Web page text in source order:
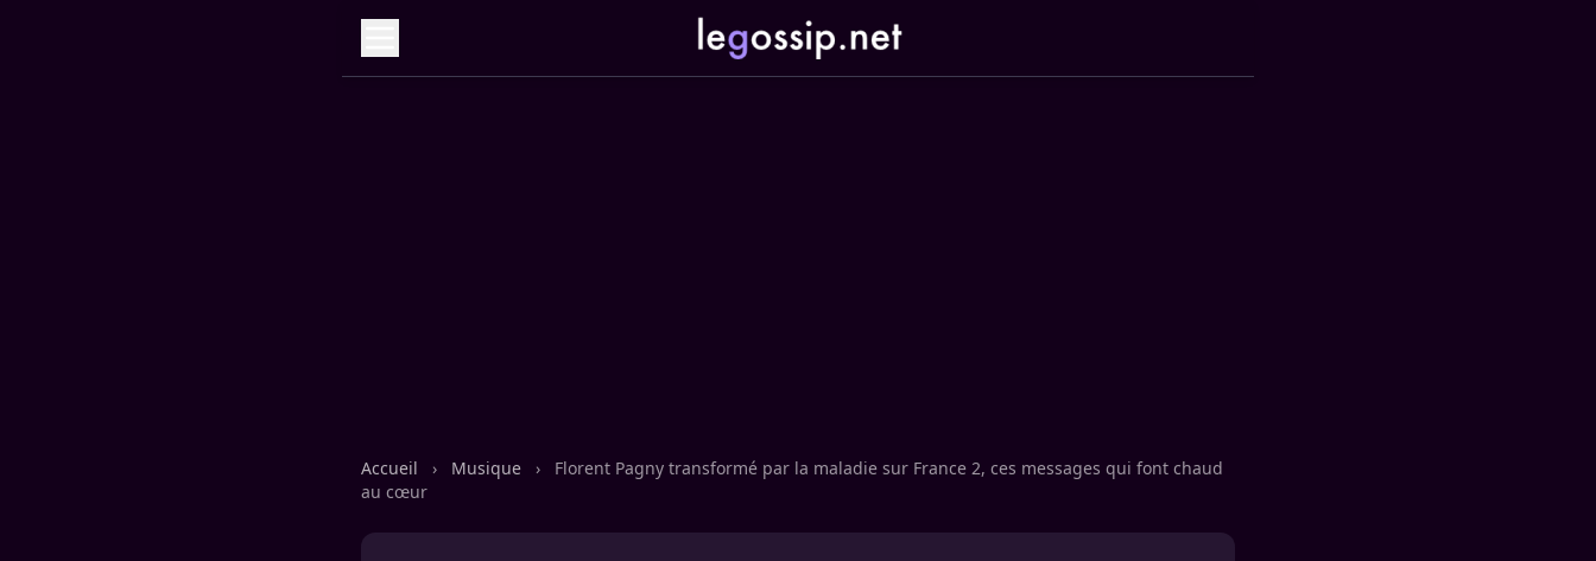
Accueil › Musique ›
Florent Pagny transformé par la maladie sur France 2, ces messages qui font chaud
au cœur